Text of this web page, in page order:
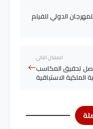
افتتاح فعاليات الدورة ال13 للمهرجان الدولي للفيلم
المقال التالي
تحقيق المكاسب
الملكية الاستباقية